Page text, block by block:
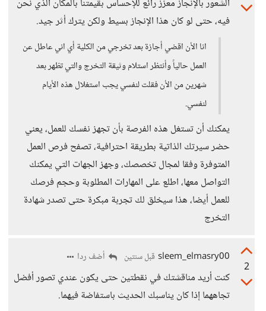
الشعور بالإنجاز معزز رائع للإحساس بقيمتنا بالمكان الذي نحن
فيه، حتى لو كان هذا الإنجاز بسيط ولكن يترك أثر جيد.
انا الأن اقضي أجازة بعد تخرجي من الكلية أي اني عاطل عن
العمل حالياً وأنتظر استلام وثيقة التخرج والتي تظهر بعد
شهرين من الأن فقلت لنفسي يجب استغلال هذه الأيام
لنفسي.
يمكنك أن تستغل هذه الفرصة بأن تجهز نفسك للعمل، يعني
حضر سيرتك الذاتية بطريقة احترافية، تصفح فرص العمل
المتوفرة وفقا لمجال تخصصك، وجهز الجهات التي يمكنك
التواصل معها، اطلع على المهارات المطلوبة وحجم فرصك
للعمل أيضا، هذا سيخلق لك تجربة مبكرة حتى تصدر شهادة
التخرج
2
sleem_elmasry00 قبل سنتين أضف ردا
كنت أريد مناقشتك في نقطتين حتى يكون عندي تصور أفضل
تجاههما إذا كان يناسبك الحديث باستفاضة فيهما.